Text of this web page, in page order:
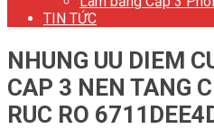
TIN TỨC
NHUNG UU DIEM
CAP 3 NEN TANG
RUC RO